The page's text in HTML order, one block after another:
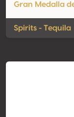
Gran Medalla
Spirits - Tequila